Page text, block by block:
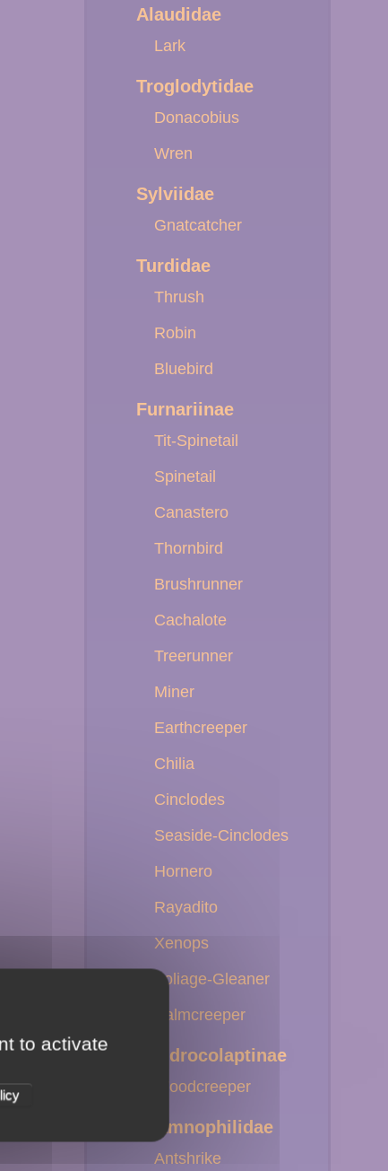
Alaudidae
Lark
Troglodytidae
Donacobius
Wren
Sylviidae
Gnatcatcher
Turdidae
Thrush
Robin
Bluebird
Furnariinae
Tit-Spinetail
Spinetail
Canastero
Thornbird
Brushrunner
Cachalote
Treerunner
Miner
Earthcreeper
Chilia
Cinclodes
Seaside-Cinclodes
Hornero
Rayadito
Xenops
Foliage-Gleaner
Palmcreeper
Dendrocolaptinae
Woodcreeper
Thamnophilidae
Antshrike
to activate